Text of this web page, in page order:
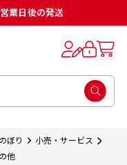
業日後の発送
ぼり
小売・サービス
他